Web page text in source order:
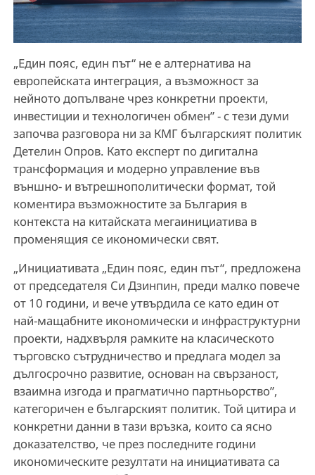
„Един пояс, един път“ не е алтернатива на
европейската интеграция, а възможност за
нейното допълване чрез конкретни проекти,
инвестиции и технологичен обмен” - с тези думи
започва разговора ни за КМГ българският политик
Детелин Опров. Като експерт по дигитална
трансформация и модерно управление във
външно- и вътрешнополитически формат, той
коментира възможностите за България в
контекста на китайската мегаинициатива в
променящия се икономически свят.
„Инициативата „Един пояс, един път“, предложена
от председателя Си Дзинпин, преди малко повече
от 10 години, и вече утвърдила се като един от
най-мащабните икономически и инфраструктурни
проекти, надхвърля рамките на класическото
търговско сътрудничество и предлага модел за
дългосрочно развитие, основан на свързаност,
взаимна изгода и прагматично партньорство”,
категоричен е българският политик. Той цитира и
конкретни данни в тази връзка, които са ясно
доказателство, че през последните години
икономическите резултати на инициативата са